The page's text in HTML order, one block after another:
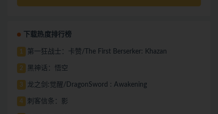
下载热度排行榜
1 第一狂战士：卡赞/The First Berserker: Khazan
2 黑神话：悟空
3 龙之剑:觉醒/DragonSword : Awakening
4 刺客信条：影